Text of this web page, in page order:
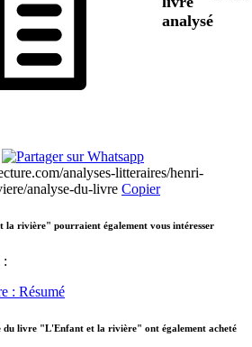
analysé
analyses-litteraires/henri-
analyse-du-livre Copier
la rivière" pourraient également vous intéresser
:
: Résumé
du livre "L'Enfant et la rivière" ont également acheté